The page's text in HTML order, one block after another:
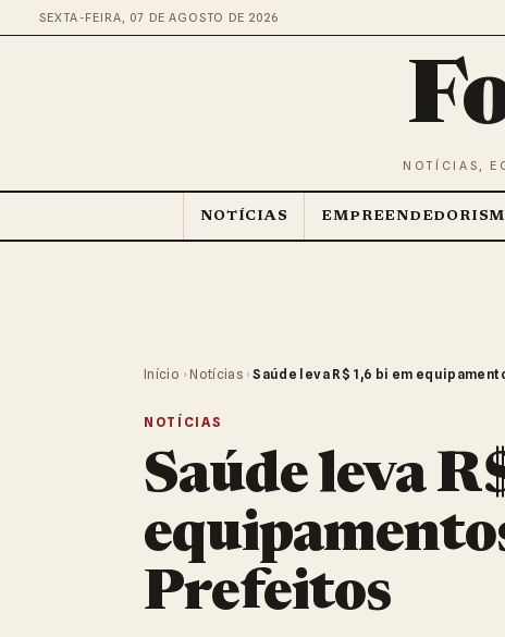
SEXTA-FEIRA, 07 DE AGOSTO DE 2026
NOTÍCIAS,
NOTÍCIAS
Início › Notícias › Saúde leva R$ 1,6 bi em
NOTÍCIAS
Saúde leva
Prefeitos